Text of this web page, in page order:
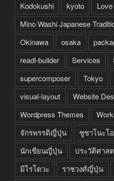
Kodokushi
kyoto
Mino Washi Japanese
Okinawa
osaka
readl-builder
Services
supercomposer
Tokyo
visual-layout
Website
Wordpress Themes
จักรพรรดิญี่ปุ่น
ซูซาโนะโอ
นักเขียนญี่ปุ่น
ประวัติศาส
มิไรโตวะ
ราชวงศ์ญี่ปุ่น